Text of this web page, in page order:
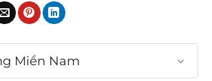
Miền Nam